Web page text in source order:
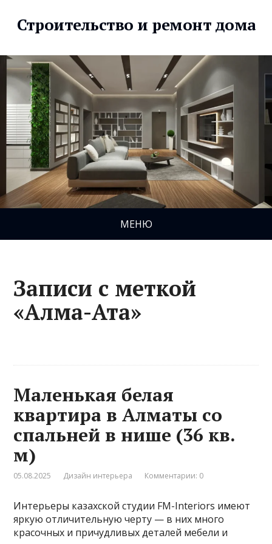
Строительство и ремонт дома
МЕНЮ
Записи с меткой
«Алма-Ата»
Маленькая белая
квартира в Алматы со
спальней в нише (36 кв.
м)
05.08.2025 Дизайн интерьера Комментарии: 0
Интерьеры казахской студии FM-Interiors имеют
яркую отличительную черту — в них много
красочных и причудливых деталей мебели и